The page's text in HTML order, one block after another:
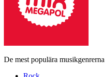
De mest populära musikgenrerna